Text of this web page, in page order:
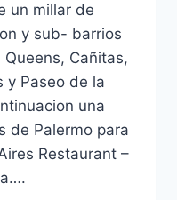
un millar de
y sub- barrios
Cañitas,
y Paseo de la
una
de Palermo para
Restaurant –